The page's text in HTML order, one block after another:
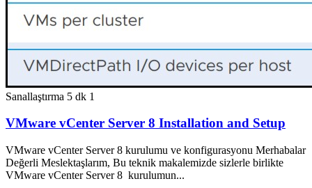
Sanallaştırma 5 dk 1
VMware vCenter Server 8 Installation and Setup
VMware vCenter Server 8 kurulumu ve konfigurasyonu Merhabalar
Değerli Meslektaşlarım, Bu teknik makalemizde sizlerle birlikte
VMware vCenter Server 8 kurulumun...